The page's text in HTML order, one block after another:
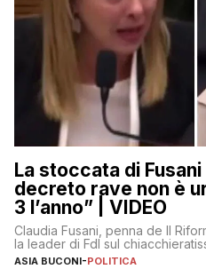
La stoccata di
decreto rave non è
3 l’anno” | VIDEO
Claudia Fusani, penna de Il
la leader di FdI sul
ASIA BUCONI-POLITICA